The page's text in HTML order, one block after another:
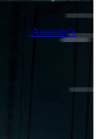
Assassin's